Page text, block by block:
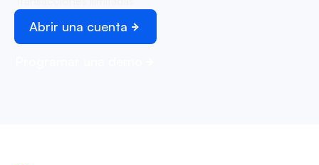
Abrir una cuenta